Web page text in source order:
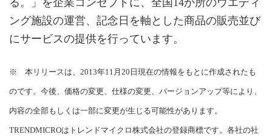
ング施設の運営、記念日を軸とした商品の販売並び
にサービスの提供を行っています。
※ 本リリースは、2013年11月20日現在の情報をもとに作成されたも
のです。今後、価格の変更、仕様の変更、バージョンアップ等により、
内容の全部もしくは一部に変更が生じる可能性があります。
TRENDMICROはトレンドマイクロ株式会社の登録商標です。各社の社